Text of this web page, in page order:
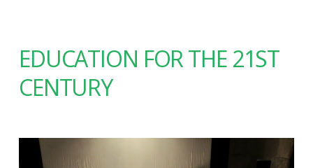
EDUCATION FOR THE 21ST
CENTURY